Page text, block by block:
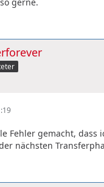
Fehler gemacht, dass
nächsten